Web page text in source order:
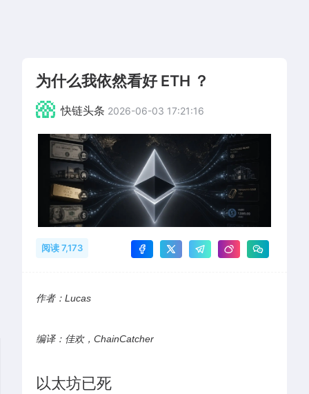
为什么我依然看好 ETH ？
快链头条 2026-06-03 17:21:16
阅读 7,173
作者：Lucas
编译：佳欢，ChainCatcher
以太坊已死